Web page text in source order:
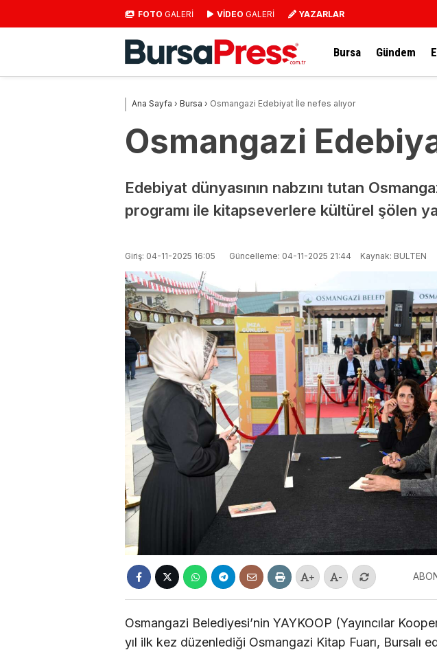
FOTO GALERİ VİDEO GALERİ YAZARLAR
Bursa Gündem
Ana Sayfa › Bursa › Osmangazi Edebiyat İle nefes alıyor
Osmangazi
Edebiyat dünyasının nabzını tutan
programı ile kitapseverlere kültürel şölen
Giriş: 04-11-2025 16:05 Güncelleme: 04-11-2025 21:44 Kaynak: BULTEN
+ -
Osmangazi Belediyesi’nin YAYKOOP (Yayıncılar
yıl ilk kez düzenlediği Osmangazi Kitap Fuarı, Bursalı